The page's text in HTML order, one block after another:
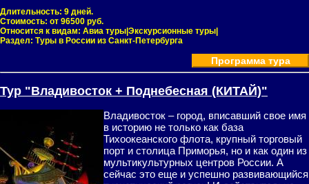
Длительность: 9 дней.
Стоимость: от 96500 руб.
Относится к видам: Авиа туры|Экскурсионные туры|
Раздел: Туры в России из Санкт-Петербурга
Программа тура
Тур "Владивосток + Поднебесная (КИТАЙ)"
Владивосток – город, вписавший свое имя
в историю не только как база
Тихоокеанского флота, крупный торговый
порт и столица Приморья, но и как один из
мультикультурных центров России. А
сейчас это еще и успешно развивающийся